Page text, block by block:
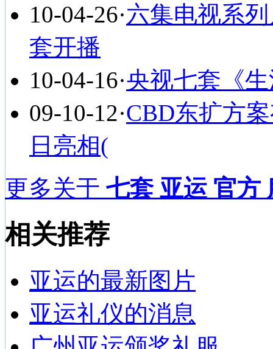
10-04-26·六集电视系
套开播
10-04-16·央视七套《
09-10-12·CBD东扩方
日亮相(
更多关于 七套 亚运 官方
相关推荐
亚运的最新图片
亚运礼仪的消息